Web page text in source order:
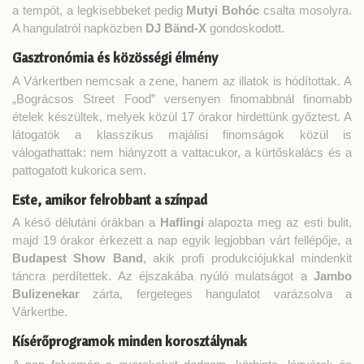
a tempót, a legkisebbeket pedig Mutyi Bohóc csalta mosolyra.
A hangulatról napközben DJ Bänd-X gondoskodott.
Gasztronómia és közösségi élmény
A Várkertben nemcsak a zene, hanem az illatok is hódítottak. A
„Bográcsos Street Food” versenyen finomabbnál finomabb
ételek készültek, melyek közül 17 órakor hirdettünk győztest. A
látogatók a klasszikus majálisi finomságok közül is
válogathattak: nem hiányzott a vattacukor, a kürtőskalács és a
pattogatott kukorica sem.
Este, amikor felrobbant a színpad
A késő délutáni órákban a Haflingi alapozta meg az esti bulit,
majd 19 órakor érkezett a nap egyik legjobban várt fellépője, a
Budapest Show Band, akik profi produkciójukkal mindenkit
táncra perdítettek. Az éjszakába nyúló mulatságot a Jambo
Bulizenekar zárta, fergeteges hangulatot varázsolva a
Várkertbe.
Kísérőprogramok minden korosztálynak